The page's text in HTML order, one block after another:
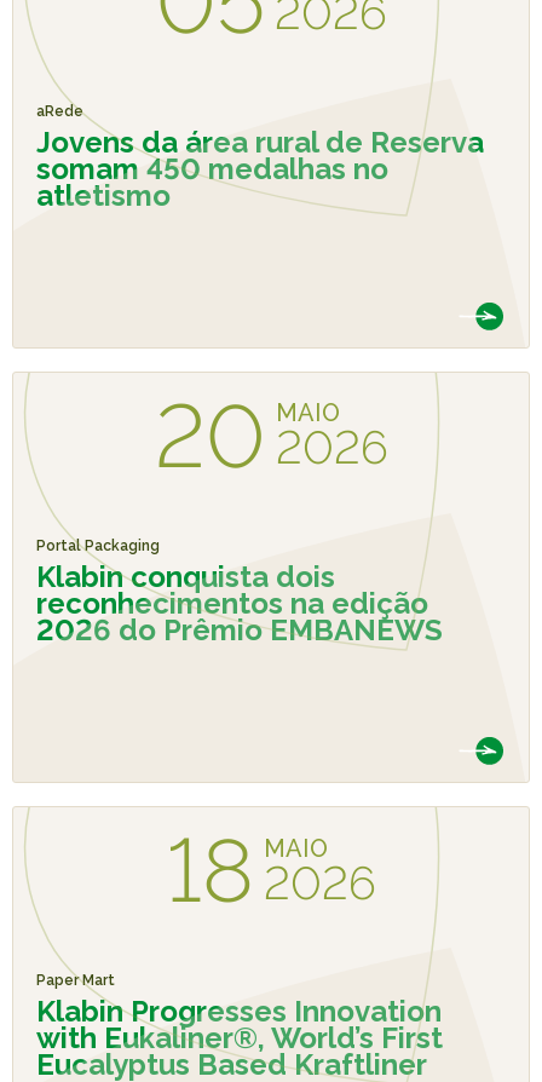
2026
aRede
Jovens da área rural de Reserva
somam 450 medalhas no
atletismo
20 MAIO
2026
Portal Packaging
Klabin conquista dois
reconhecimentos na edição
2026 do Prêmio EMBANEWS
18 MAIO
2026
Paper Mart
Klabin Progresses Innovation
with Eukaliner®, World’s First
Eucalyptus Based Kraftliner